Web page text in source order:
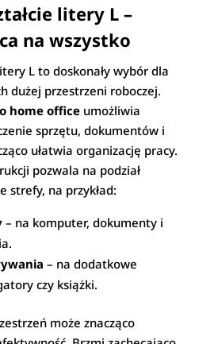
litery L –
na wszystko
L to doskonały wybór dla
dużej przestrzeni roboczej.
home office umożliwia
sprzętu, dokumentów i
ułatwia organizację pracy.
pozwala na podział
strefy, na przykład:
– na komputer, dokumenty i
– na dodatkowe
czy książki.
może znacząco